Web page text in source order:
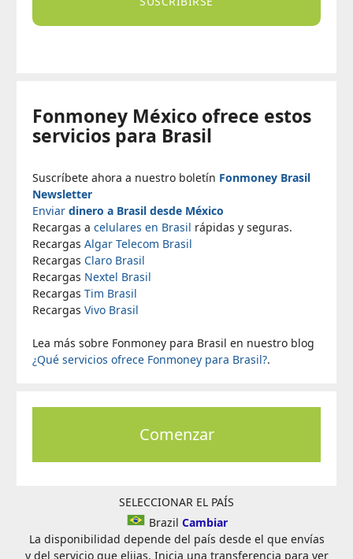
Fonmoney México ofrece estos
servicios para Brasil
Suscríbete ahora a nuestro boletín Fonmoney Brasil
Newsletter
Enviar dinero a Brasil desde México
Recargas a celulares en Brasil rápidas y seguras.
Recargas Algar Telecom Brasil
Recargas Claro Brasil
Recargas Nextel Brasil
Recargas Tim Brasil
Recargas Vivo Brasil
Lea más sobre Fonmoney para Brasil en nuestro blog
¿Qué servicios ofrece Fonmoney para Brasil?.
Comenzar
SELECCIONAR EL PAÍS
Brazil Cambiar
La disponibilidad depende del país desde el que envías
y del servicio que elijas. Inicia una transferencia para ver